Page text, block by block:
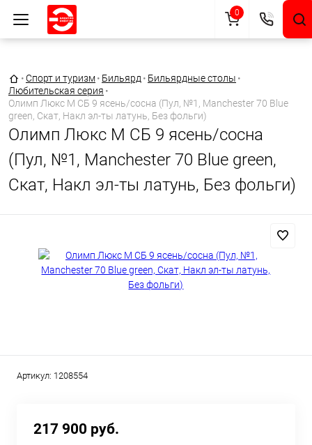
Главная страница
•Спорт и туризм• Бильярд • Бильярдные столы •
Любительская серия •
Олимп Люкс М СБ 9 ясень/сосна (Пул, №1, Manchester 70 Blue
green, Скат, Накл эл-ты латунь, Без фольги)
Олимп Люкс М СБ 9 ясень/сосна
(Пул, №1, Manchester 70 Blue green,
Скат, Накл эл-ты латунь, Без фольги)
Артикул: 1208554
217 900 руб.
0